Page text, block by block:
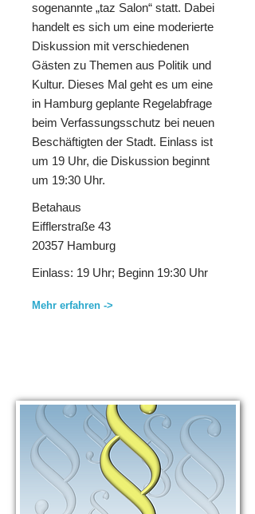
sogenannte „taz Salon“ statt. Dabei
handelt es sich um eine moderierte
Diskussion mit verschiedenen
Gästen zu Themen aus Politik und
Kultur. Dieses Mal geht es um eine
in Hamburg geplante Regelabfrage
beim Verfassungsschutz bei neuen
Beschäftigten der Stadt. Einlass ist
um 19 Uhr, die Diskussion beginnt
um 19:30 Uhr.
Betahaus
Eifflerstraße 43
20357 Hamburg
Einlass: 19 Uhr; Beginn 19:30 Uhr
Mehr erfahren ->